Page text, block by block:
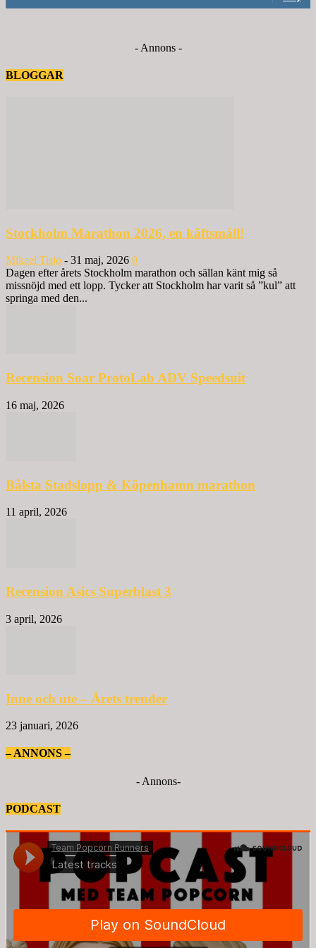
- Annons -
BLOGGAR
Stockholm Marathon 2026, en käftsmäll!
Mikael Tisjö - 31 maj, 2026 0
Dagen efter årets Stockholm marathon och sällan känt mig så
missnöjd med ett lopp. Tycker att Stockholm har varit så ”kul” att
springa med den...
Recension Soar ProtoLab ADV Speedsuit
16 maj, 2026
Bålsta Stadslopp & Köpenhamn marathon
11 april, 2026
Recension Asics Superblast 3
3 april, 2026
Inne och ute – Årets trender
23 januari, 2026
– ANNONS –
- Annons-
PODCAST